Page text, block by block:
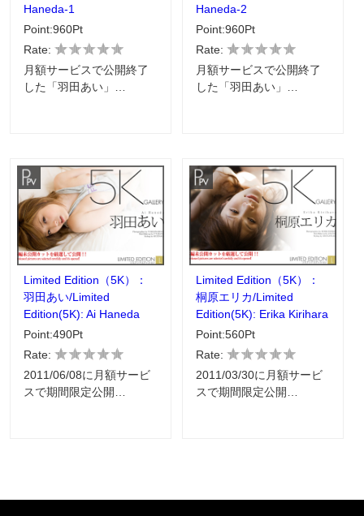
Haneda-1
Point:960Pt
Rate:
月額サービスで公開終了
した「羽田あい」…
Haneda-2
Point:960Pt
Rate:
月額サービスで公開終了
した「羽田あい」…
Limited Edition（5K）：
羽田あい/Limited
Edition(5K): Ai Haneda
Point:490Pt
Rate:
2011/06/08に月額サービ
スで期間限定公開…
Limited Edition（5K）：
桐原エリカ/Limited
Edition(5K): Erika Kirihara
Point:560Pt
Rate:
2011/03/30に月額サービ
スで期間限定公開…